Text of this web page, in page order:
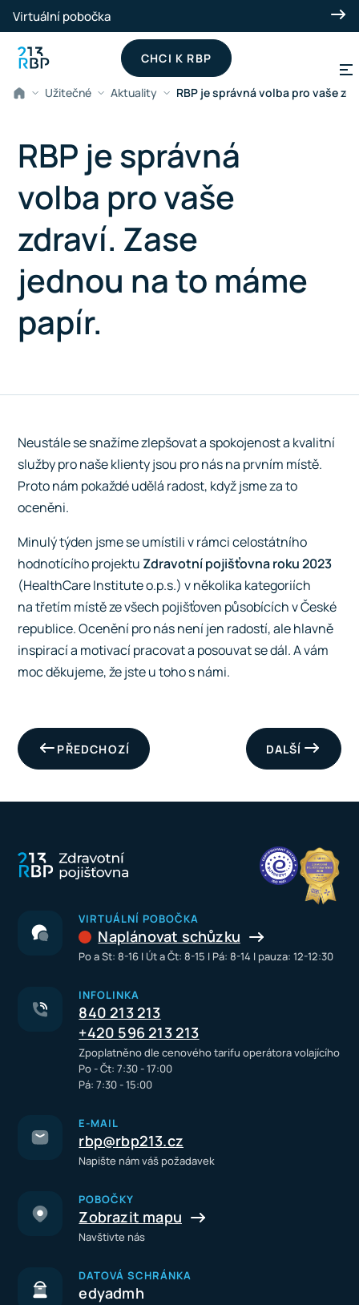
Přeskočit na hlavní obsah
Virtuální pobočka
CHCI K RBP
Užitečné Aktuality RBP je správná volba pro vaše
RBP je správná
volba pro vaše
zdraví. Zase
jednou na to máme
papír.
Neustále se snažíme zlepšovat a spokojenost a kvalitní
služby pro naše klienty jsou pro nás na prvním místě.
Proto nám pokaždé udělá radost, když jsme za to
oceněni.
Minulý týden jsme se umístili v rámci celostátního
hodnotícího projektu Zdravotní pojišťovna roku 2023
(HealthCare Institute o.p.s.) v několika kategoriích
na třetím místě ze všech pojišťoven působících v České
republice. Ocenění pro nás není jen radostí, ale hlavně
inspirací a motivací pracovat a posouvat se dál. A vám
moc děkujeme, že jste u toho s námi.
DALŠÍ
PŘEDCHOZÍ
VIRTUÁLNÍ POBOČKA
Naplánovat schůzku
Po a St: 8-16 I Út a Čt: 8-15 I Pá: 8-14 I pauza: 12-12:30
INFOLINKA
840 213 213
+420 596 213 213
Zpoplatněno dle cenového tarifu operátora volajícího
Po - Čt: 7:30 - 17:00
Pá: 7:30 - 15:00
E-MAIL
rbp@rbp213.cz
Napište nám váš požadavek
POBOČKY
Zobrazit mapu
Navštivte nás
DATOVÁ SCHRÁNKA
edyadmh